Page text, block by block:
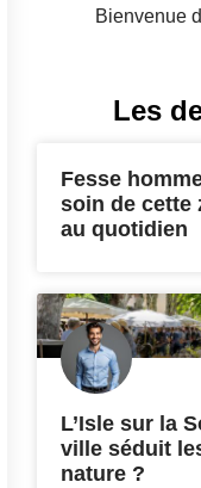
Bienvenue
Les
Fesse
soin de cette
au quotidien
L’Isle sur la
ville séduit
nature ?